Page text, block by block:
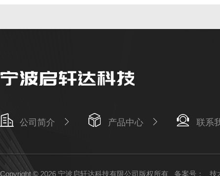
公司简介 产品中心 联系
Copyright © 2026 宁波启轩达科技有限公司版权所有 备案号： 技